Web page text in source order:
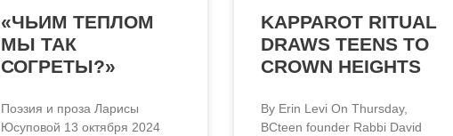
«ЧЬИМ ТЕПЛОМ
МЫ ТАК
СОГРЕТЫ?»
Поэзия и проза Ларисы
Юсуповой 13 октября 2024
KAPPAROT RITUAL
DRAWS TEENS TO
CROWN HEIGHTS
By Erin Levi On Thursday,
BCteen founder Rabbi David